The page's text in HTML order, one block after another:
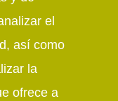
sociales
el
así como
la
ofrece a